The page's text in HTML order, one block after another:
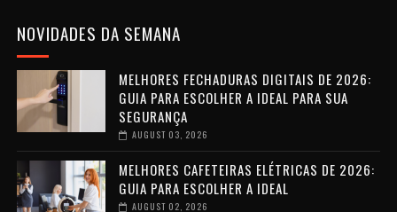
NOVIDADES DA SEMANA
MELHORES FECHADURAS DIGITAIS DE 2026:
GUIA PARA ESCOLHER A IDEAL PARA SUA
SEGURANÇA
AUGUST 03, 2026
MELHORES CAFETEIRAS ELÉTRICAS DE 2026:
GUIA PARA ESCOLHER A IDEAL
AUGUST 02, 2026